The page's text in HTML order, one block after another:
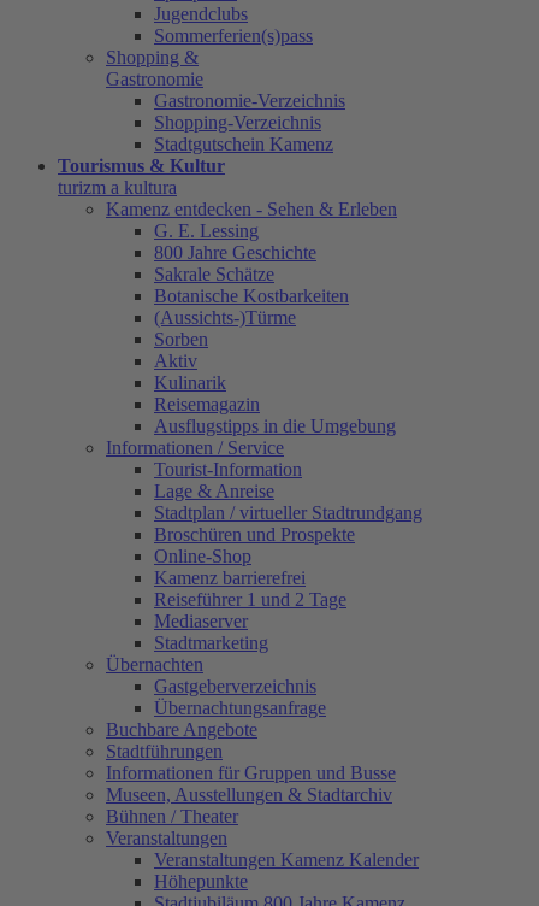
Jugendclubs
Sommerferien(s)pass
Shopping &
Gastronomie
Gastronomie-Verzeichnis
Shopping-Verzeichnis
Stadtgutschein Kamenz
Tourismus & Kultur
turizm a kultura
Kamenz entdecken - Sehen & Erleben
G. E. Lessing
800 Jahre Geschichte
Sakrale Schätze
Botanische Kostbarkeiten
(Aussichts-)Türme
Sorben
Aktiv
Kulinarik
Reisemagazin
Ausflugstipps in die Umgebung
Informationen / Service
Tourist-Information
Lage & Anreise
Stadtplan / virtueller Stadtrundgang
Broschüren und Prospekte
Online-Shop
Kamenz barrierefrei
Reiseführer 1 und 2 Tage
Mediaserver
Stadtmarketing
Übernachten
Gastgeberverzeichnis
Übernachtungsanfrage
Buchbare Angebote
Stadtführungen
Informationen für Gruppen und Busse
Museen, Ausstellungen & Stadtarchiv
Bühnen / Theater
Veranstaltungen
Veranstaltungen Kamenz Kalender
Höhepunkte